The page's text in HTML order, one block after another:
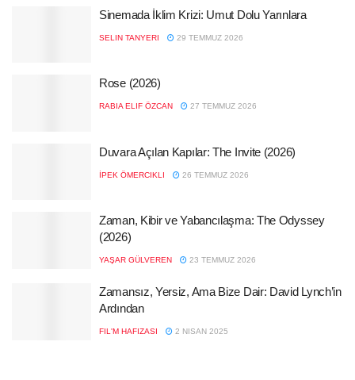
Sinemada İklim Krizi: Umut Dolu Yarınlara
SELIN TANYERI 29 TEMMUZ 2026
Rose (2026)
RABIA ELIF ÖZCAN 27 TEMMUZ 2026
Duvara Açılan Kapılar: The Invite (2026)
İPEK ÖMERCIKLI 26 TEMMUZ 2026
Zaman, Kibir ve Yabancılaşma: The Odyssey
(2026)
YAŞAR GÜLVEREN 23 TEMMUZ 2026
Zamansız, Yersiz, Ama Bize Dair: David Lynch’in
Ardından
FIL'M HAFIZASI 2 NISAN 2025